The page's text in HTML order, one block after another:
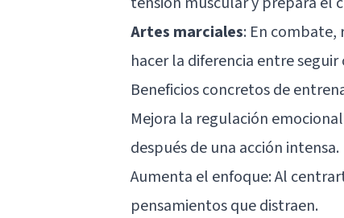
Artes marciales: En combate,
hacer la diferencia entre
Beneficios concretos de
Mejora la regulación
después de una acción intensa.
Aumenta el enfoque: Al
pensamientos que distraen.